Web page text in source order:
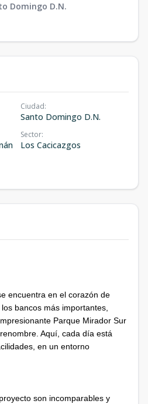
Domingo D.N.
Ciudad:
Santo Domingo D.N.
Sector:
Los Cacicazgos
encuentra en el corazón de
bancos más importantes,
Parque Mirador Sur
Aquí, cada día está
en un entorno
son incomparables y